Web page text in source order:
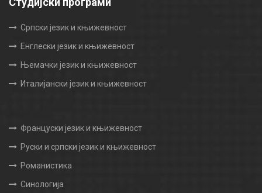
Српски језик и књижевност
Енглески језик и књижевност
Њемачки језик и књижевност
Италијански језик и књижевност
Француски језик и књижевност
Руски и српски језик и књижевност
Романистика
Синологија